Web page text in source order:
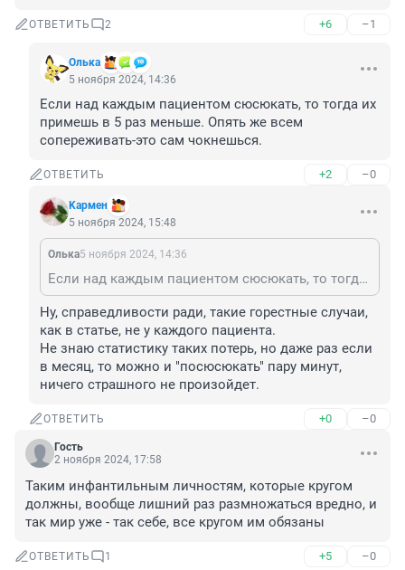
ОТВЕТИТЬ 2 +6 –1
Олька
5 ноября 2024, 14:36
Если над каждым пациентом сюсюкать, то тогда их
примешь в 5 раз меньше. Опять же всем
сопереживать-это сам чокнешься.
ОТВЕТИТЬ +2 –0
Kармен
5 ноября 2024, 15:48
Олька5 ноября 2024, 14:36
Если над каждым пациентом сюсюкать, то тогда их примешь в 5 раз меньше. Опять же всем сопереживать-это сам чокнешься.
Ну, справедливости ради, такие горестные случаи,
как в статье, не у каждого пациента.
Не знаю статистику таких потерь, но даже раз если
в месяц, то можно и "посюсюкать" пару минут,
ничего страшного не произойдет.
ОТВЕТИТЬ +0 –0
Гость
2 ноября 2024, 17:58
Таким инфантильным личностям, которые кругом
должны, вообще лишний раз размножаться вредно, и
так мир уже - так себе, все кругом им обязаны
ОТВЕТИТЬ 1 +5 –0